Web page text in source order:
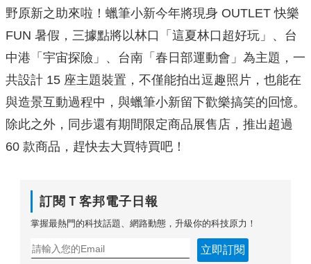
野原新之助來啦！蠟筆小新今年將現身 OUTLET 快樂
FUN 暑假，三據點將以林口「這夏林口超好玩」、台
中港「宇宙探險」、台南「春日部運動會」為主題，一
共設計 15 座主題裝置，不僅能拍出逗趣照片，也能在
與造景互動過程中，與蠟筆小新留下歡樂搞笑的回憶。
除此之外，同步還有期間限定商品展售店，推出超過
60 款商品，趕快去大買特買吧！
訂閱Ｔ客邦電子日報
掌握最熱門的科技話題、網路動態，升級你的科技原力！
立即訂閱